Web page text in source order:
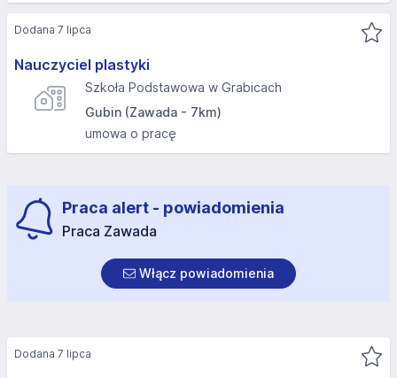
Nauczyciel plastyki
Szkoła Podstawowa w Grabicach
Gubin (Zawada - 7km)
umowa o pracę
Dodana 7 lipca
Praca alert - powiadomienia
Praca Zawada
Włącz powiadomienia
Dodana 7 lipca